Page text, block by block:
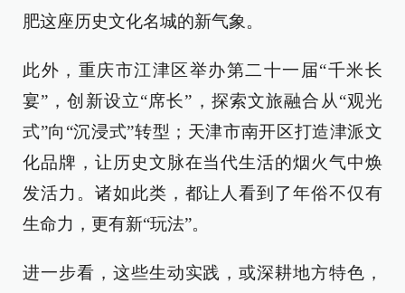
肥这座历史文化名城的新气象。
此外，重庆市江津区举办第二十一届“千米长
宴”，创新设立“席长”，探索文旅融合从“观光
式”向“沉浸式”转型；天津市南开区打造津派文
化品牌，让历史文脉在当代生活的烟火气中焕
发活力。诸如此类，都让人看到了年俗不仅有
生命力，更有新“玩法”。
进一步看，这些生动实践，或深耕地方特色，